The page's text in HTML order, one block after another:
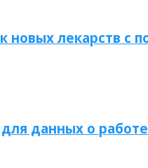
новых лекарств с
данных о